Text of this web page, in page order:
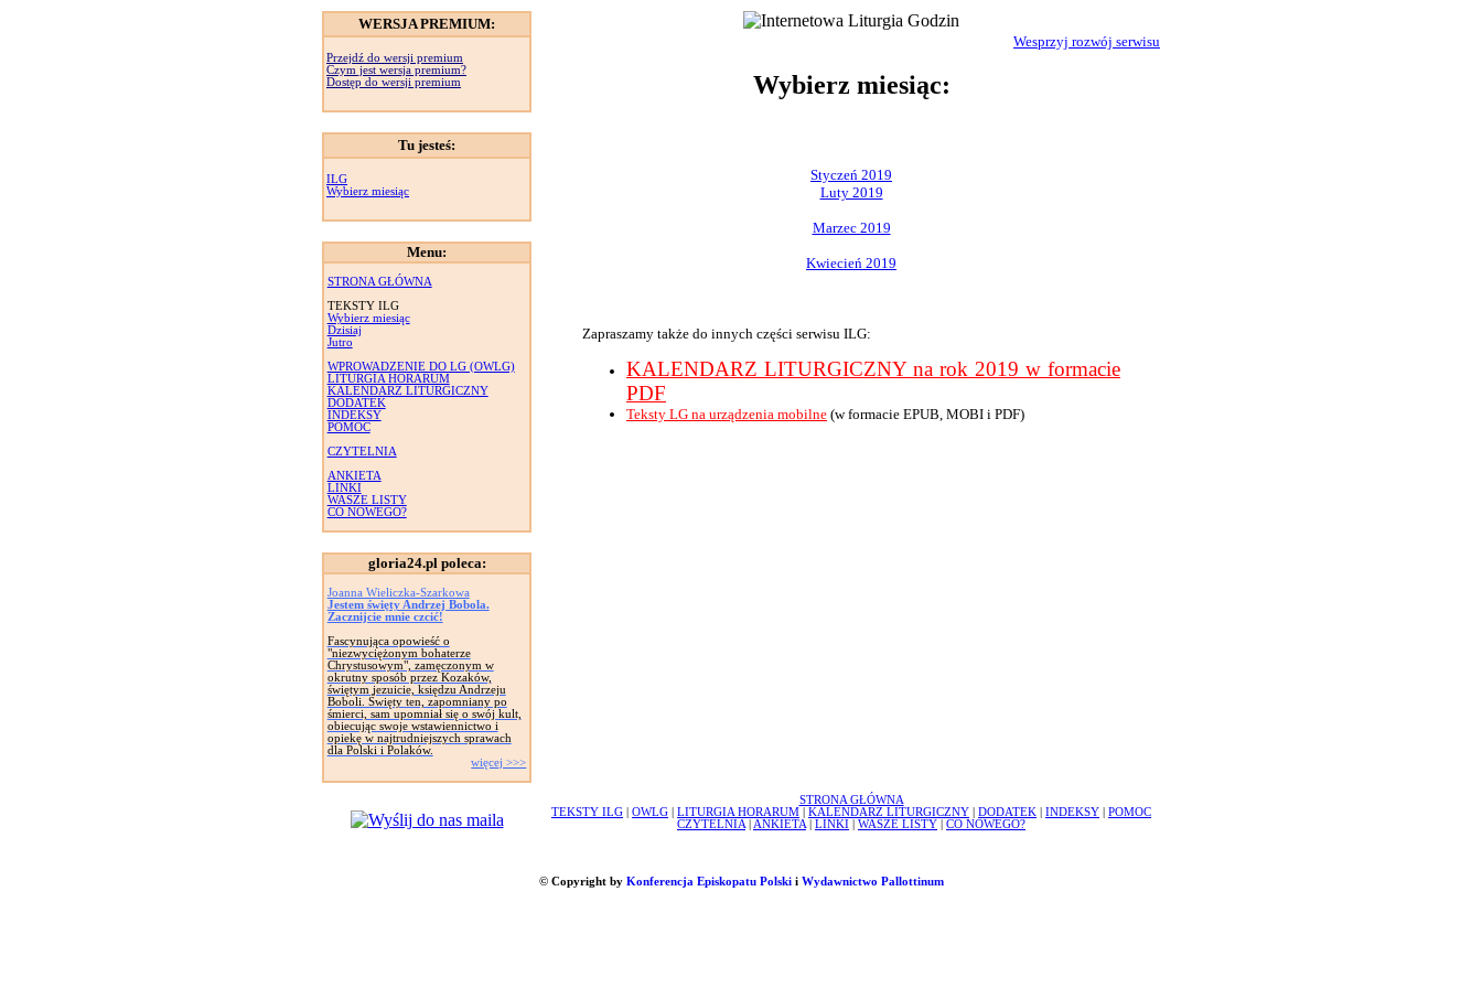
WERSJA PREMIUM:
Przejdź do wersji premium
Czym jest wersja premium?
Dostęp do wersji premium
Tu jesteś:
ILG
Wybierz miesiąc
Menu:
STRONA GŁÓWNA
TEKSTY ILG
Wybierz miesiąc
Dzisiaj
Jutro
WPROWADZENIE DO LG (OWLG)
LITURGIA HORARUM
KALENDARZ LITURGICZNY
DODATEK
INDEKSY
POMOC
CZYTELNIA
ANKIETA
LINKI
WASZE LISTY
CO NOWEGO?
gloria24.pl poleca:
Joanna Wieliczka-Szarkowa
Jestem święty Andrzej Bobola.
Zacznijcie mnie czcić!
Fascynująca opowieść o
"niezwyciężonym bohaterze
Chrystusowym", zamęczonym w
okrutny sposób przez Kozaków,
świętym jezuicie, księdzu Andrzeju
Boboli. Święty ten, zapomniany po
śmierci, sam upomniał się o swój kult,
obiecując swoje wstawiennictwo i
opiekę w najtrudniejszych sprawach
dla Polski i Polaków.
więcej >>>
Wesprzyj rozwój serwisu
Wybierz miesiąc:
Styczeń 2019
Luty 2019
Marzec 2019
Kwiecień 2019
Zapraszamy także do innych części serwisu ILG:
KALENDARZ LITURGICZNY na rok 2019 w formacie
PDF
Teksty LG na urządzenia mobilne (w formacie EPUB, MOBI i PDF)
STRONA GŁÓWNA
TEKSTY ILG
OWLG LITURGIA HORARUM KALENDARZ LITURGICZNY DODATEK INDEKSY
POMOC
CZYTELNIA
ANKIETA LINKI WASZE LISTY CO NOWEGO?
© Copyright by Konferencja Episkopatu Polskii Wydawnictwo Pallottinum